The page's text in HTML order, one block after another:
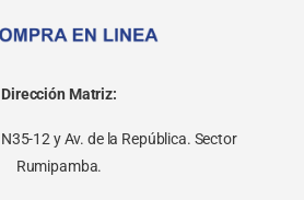
Dirección Matriz:
12 y Av. de la República. Sector
Rumipamba.